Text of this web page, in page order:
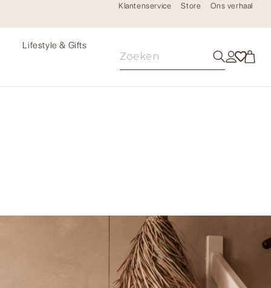
Klantenservice Store Ons verhaal
Lifestyle & Gifts